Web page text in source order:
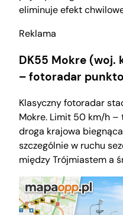
eliminuje efekt
Reklama
DK55 Mokre
– fotoradar
Klasyczny fotoradar
Mokre. Limit 50 km/h –
droga krajowa
szczególnie w ruchu
między Trójmiastem a